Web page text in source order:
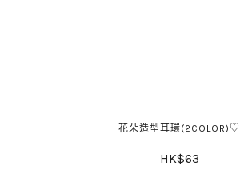
花朵造型耳環(2COLOR)♡
HK$63